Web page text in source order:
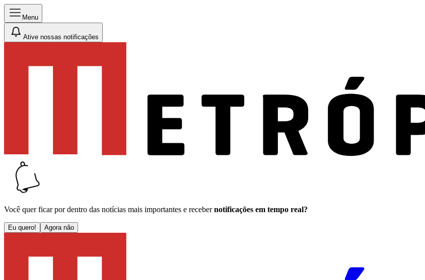
Menu
Ative nossas notificações
Você quer ficar por dentro das notícias mais importantes e receber notificações em tempo real?
Eu quero! Agora não